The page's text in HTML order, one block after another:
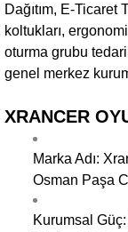
Dağıtım, E-
koltukları,
oturma grubu
genel merkez
XRANCER
Marka Adı:
Osman Paşa
Kurumsal